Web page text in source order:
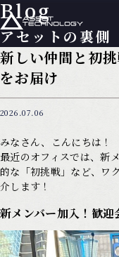
Blog
アセットの裏側
新しい仲間と初
をお届け
2026.07.06
みなさん、こんにちは！
最近のオフィスでは、新
的な「初挑戦」など、ワ
介します！
新メンバー加入！歓